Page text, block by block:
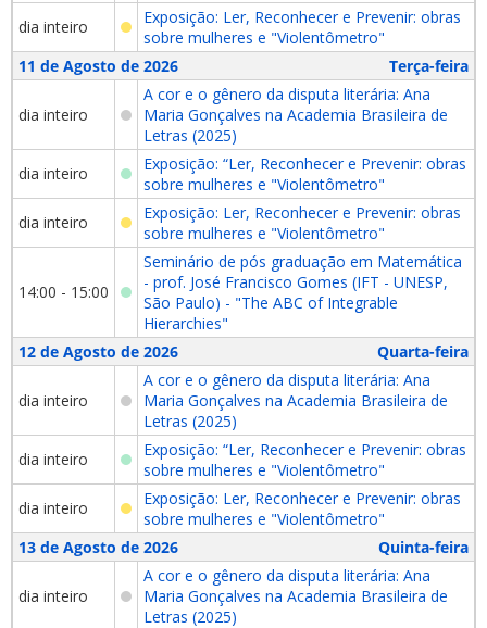
dia inteiro
Exposição: Ler, Reconhecer e Prevenir: obras
sobre mulheres e "Violentômetro"
11 de Agosto de 2026
Terça-feira
dia inteiro
A cor e o gênero da disputa literária: Ana
Maria Gonçalves na Academia Brasileira de
Letras (2025)
dia inteiro
Exposição: “Ler, Reconhecer e Prevenir: obras
sobre mulheres e "Violentômetro"
dia inteiro
Exposição: Ler, Reconhecer e Prevenir: obras
sobre mulheres e "Violentômetro"
14:00 - 15:00
Seminário de pós graduação em Matemática
- prof. José Francisco Gomes (IFT - UNESP,
São Paulo) - "The ABC of Integrable
Hierarchies"
12 de Agosto de 2026
Quarta-feira
dia inteiro
A cor e o gênero da disputa literária: Ana
Maria Gonçalves na Academia Brasileira de
Letras (2025)
dia inteiro
Exposição: “Ler, Reconhecer e Prevenir: obras
sobre mulheres e "Violentômetro"
dia inteiro
Exposição: Ler, Reconhecer e Prevenir: obras
sobre mulheres e "Violentômetro"
13 de Agosto de 2026
Quinta-feira
dia inteiro
A cor e o gênero da disputa literária: Ana
Maria Gonçalves na Academia Brasileira de
Letras (2025)